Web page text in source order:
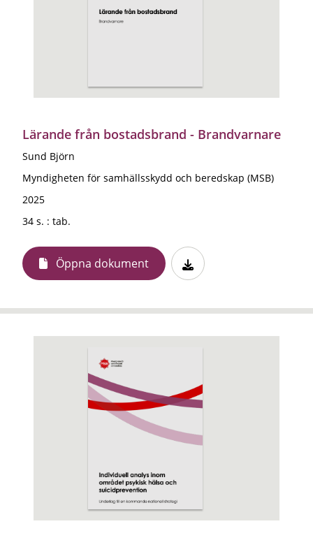
Lärande från bostadsbrand - Brandvarnare
Sund Björn
Myndigheten för samhällsskydd och beredskap (MSB)
2025
34 s. : tab.
Öppna dokument